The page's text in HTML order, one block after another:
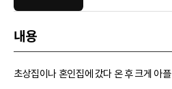
내용
초상집이나 혼인집에 갔다 온 후 크게 아